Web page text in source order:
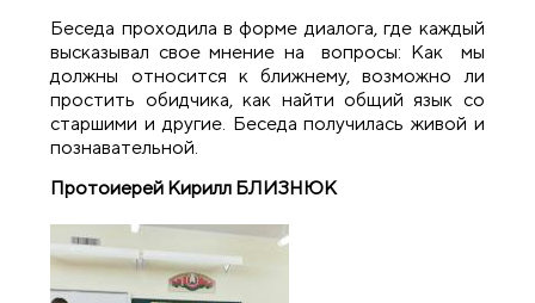
Беседа проходила в форме диалога, где каждый
высказывал свое мнение на вопросы: Как мы
должны относится к ближнему, возможно ли
простить обидчика, как найти общий язык со
старшими и другие. Беседа получилась живой и
познавательной.
Протоиерей Кирилл БЛИЗНЮК